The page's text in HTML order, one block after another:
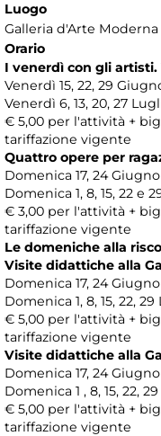
Luogo
Galleria d'Arte Moderna
Orario
I venerdì con gli
Venerdì 15, 22, 29
Venerdì 6, 13, 20, 27
€ 5,00 per l'attività +
tariffazione vigente
Quattro opere per
Domenica 17, 24 Giugno
Domenica 1, 8, 15, 22 e
€ 3,00 per l'attività +
tariffazione vigente
Le domeniche alla
Visite didattiche alla
Domenica 17, 24 Giugno
Domenica 1, 8, 15, 22, 29
€ 5,00 per l'attività +
tariffazione vigente
Visite didattiche alla
Domenica 17, 24
Domenica 1 , 8, 15, 22,
€ 5,00 per l'attività +
tariffazione vigente